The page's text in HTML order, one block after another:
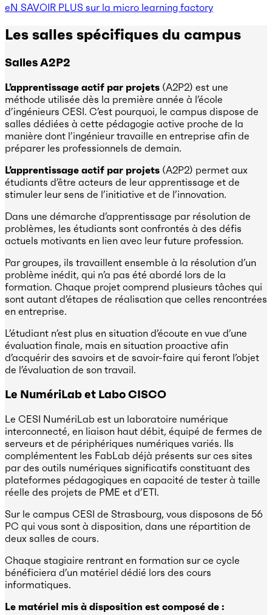
eN SAVOIR PLUS sur la micro learning factory
Les salles spécifiques du campus
Salles A2P2
L’apprentissage actif par projets (A2P2) est une
méthode utilisée dès la première année à l’école
d’ingénieurs CESI. C’est pourquoi, le campus dispose de
salles dédiées à cette pédagogie active proche de la
manière dont l’ingénieur travaille en entreprise afin de
préparer les professionnels de demain.
L’apprentissage actif par projets (A2P2) permet aux
étudiants d’être acteurs de leur apprentissage et de
stimuler leur sens de l’initiative et de l’innovation.
Dans une démarche d’apprentissage par résolution de
problèmes, les étudiants sont confrontés à des défis
actuels motivants en lien avec leur future profession.
Par groupes, ils travaillent ensemble à la résolution d’un
problème inédit, qui n’a pas été abordé lors de la
formation. Chaque projet comprend plusieurs tâches qui
sont autant d’étapes de réalisation que celles rencontrées
en entreprise.
L’étudiant n’est plus en situation d’écoute en vue d’une
évaluation finale, mais en situation proactive afin
d’acquérir des savoirs et de savoir-faire qui feront l’objet
de l’évaluation de son travail.
Le NumériLab et Labo CISCO
Le CESI NumériLab est un laboratoire numérique
interconnecté, en liaison haut débit, équipé de fermes de
serveurs et de périphériques numériques variés. Ils
complémentent les FabLab déjà présents sur ces sites
par des outils numériques significatifs constituant des
plateformes pédagogiques en capacité de tester à taille
réelle des projets de PME et d’ETI.
Sur le campus CESI de Strasbourg, vous disposons de 56
PC qui vous sont à disposition, dans une répartition de
deux salles de cours.
Chaque stagiaire rentrant en formation sur ce cycle
bénéficiera d’un matériel dédié lors des cours
informatiques.
Le matériel mis à disposition est composé de :